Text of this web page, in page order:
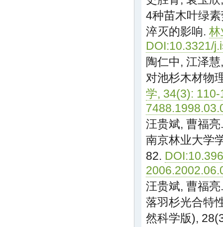
4种苗木叶绿
淬灭的影响. 林
DOI:10.3321/
陶仁中, 江泽
对池杉木材物
学, 34(3): 110-
汪贵斌, 曹福
南京林业大学
82.
汪贵斌, 曹福
落羽杉光合特
然科学版),